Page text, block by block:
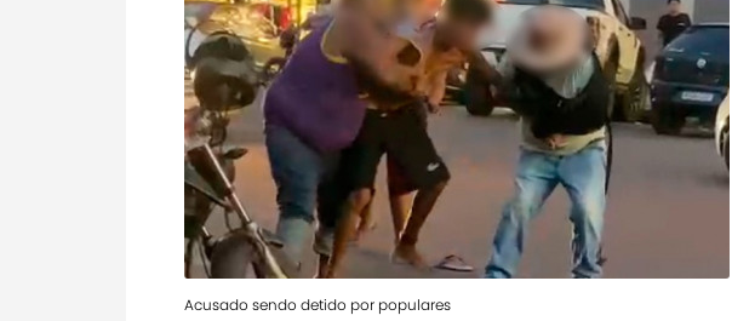
Acusado sendo detido por populares